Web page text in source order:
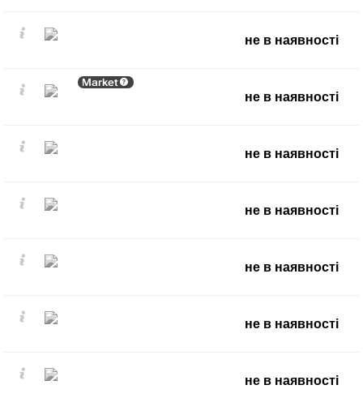
не в наявності
Market
не в наявності
не в наявності
не в наявності
не в наявності
не в наявності
не в наявності